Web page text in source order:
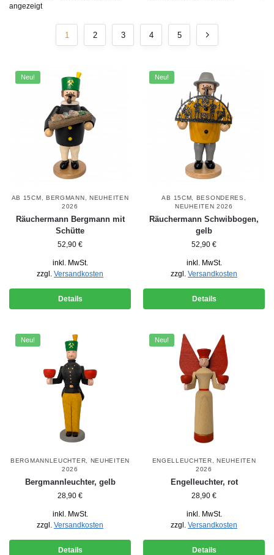
angezeigt
1 2 3 4 5
Neu!
AB 15CM BERGMANN
NEUHEITEN
2026
Räuchermann Bergmann mit
Schütte
52,90 €
inkl. MwSt.
zzgl. Versandkosten
Details
Neu!
AB 15CM BESONDERES
NEUHEITEN 2026
Räuchermann Schwibbogen,
gelb
52,90 €
inkl. MwSt.
zzgl. Versandkosten
Details
Neu!
BERGMANNLEUCHTER
NEUHEITEN
2026
Bergmannleuchter, gelb
28,90 €
inkl. MwSt.
zzgl. Versandkosten
Details
Neu!
ENGELLEUCHTER ,NEUHEITEN
2026
Engelleuchter, rot
28,90 €
inkl. MwSt.
zzgl. Versandkosten
Details